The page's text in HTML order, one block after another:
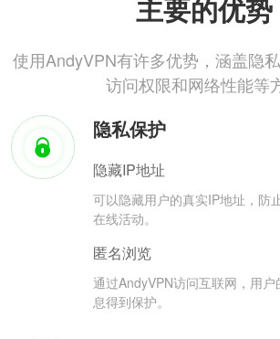
主要的优势
使用AndyVPN有许多优势，涵盖隐私
访问权限和网络性能等
隐私保护
隐藏IP地址
可以隐藏用户的真实IP地址，防
在线活动。
匿名浏览
通过AndyVPN访问互联网，用
息得到保护。